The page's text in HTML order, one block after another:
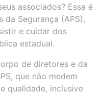
associados? Essa é
da Segurança (APS),
e cuidar dos
estadual.
de diretores e da
que não medem
qualidade, inclusive